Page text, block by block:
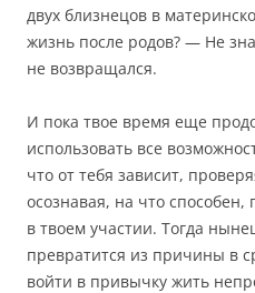
двух близнецов в
жизнь после родов? — Не
не возвращался.
И пока твое время еще
использовать все
что от тебя зависит,
осознавая, на что способен,
в твоем участии. Тогда
превратится из причины в
войти в привычку жить